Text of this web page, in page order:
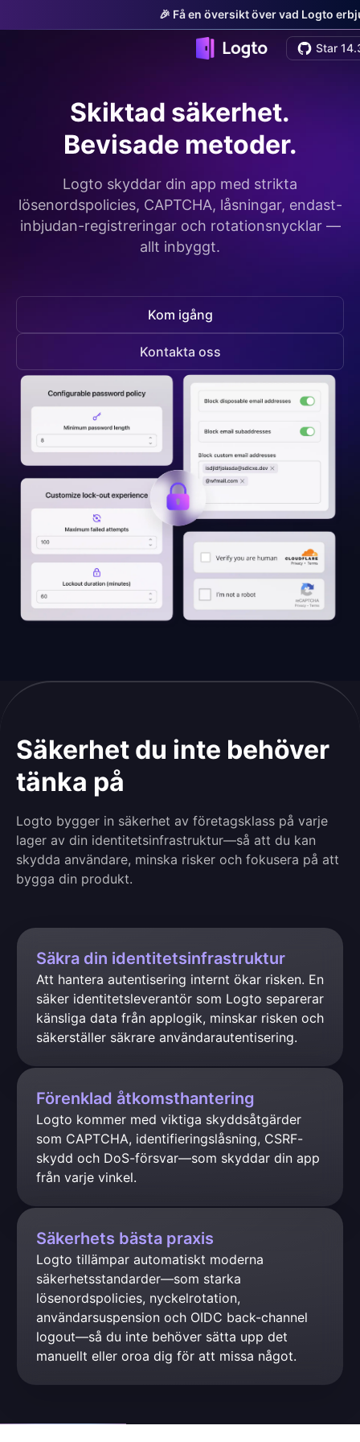
🎉 Få en översikt över vad Logto
Star
Skiktad säkerhet.
Bevisade metoder.
Logto skyddar din app med strikta
lösenordspolicies, CAPTCHA, låsningar, endast-
inbjudan-registreringar och rotationsnycklar —
allt inbyggt.
Kom igång
Kontakta oss
Säkerhet du inte behöver
tänka på
Logto bygger in säkerhet av företagsklass på varje
lager av din identitetsinfrastruktur—så att du kan
skydda användare, minska risker och fokusera på att
bygga din produkt.
Säkra din identitetsinfrastruktur
Att hantera autentisering internt ökar risken. En
säker identitetsleverantör som Logto separerar
känsliga data från applogik, minskar risken och
säkerställer säkrare användarautentisering.
Förenklad åtkomsthantering
Logto kommer med viktiga skyddsåtgärder
som CAPTCHA, identifieringslåsning, CSRF-
skydd och DoS-försvar—som skyddar din app
från varje vinkel.
Säkerhets bästa praxis
Logto tillämpar automatiskt moderna
säkerhetsstandarder—som starka
lösenordspolicies, nyckelrotation,
användarsuspension och OIDC back-channel
logout—så du inte behöver sätta upp det
manuellt eller oroa dig för att missa något.